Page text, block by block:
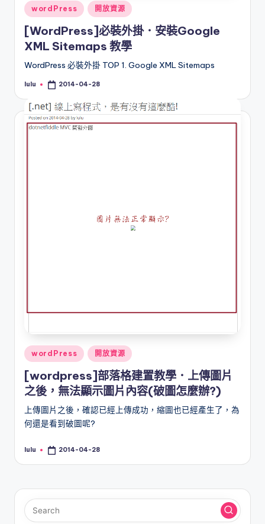
Posted
in
wordPress 開放資源
[WordPress]必裝外掛．安裝Google
XML Sitemaps 教學
WordPress 必裝外掛 TOP 1. Google XML Sitemaps
Posted
lulu 2014-04-28
Posted
in
wordPress 開放資源
[wordpress]部落格建置教學．上傳圖片
之後，無法顯示圖片內容(破圖怎麼辦?)
上傳圖片之後，確認已經上傳成功，縮圖也已經產生了，為
何還是看到破圖呢?
Posted
lulu 2014-04-28